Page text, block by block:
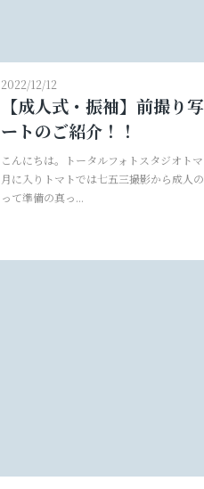
2022/12/12
【成人式・振袖】前撮り
ートのご紹介！！
こんにちは。トータルフォトスタジオト
月に入りトマトでは七五三撮影から成人
って準備の真っ...